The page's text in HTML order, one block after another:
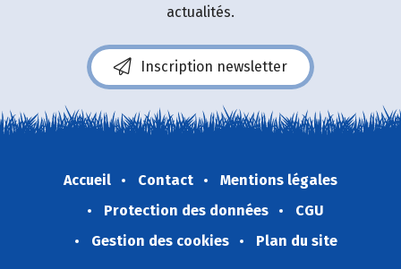
actualités.
Inscription newsletter
Accueil Contact
Mentions légales
Protection des données
CGU
Gestion des cookies
Plan du site